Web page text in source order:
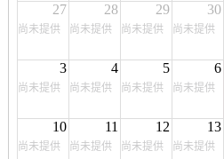
27
尚未提供
28
尚未提供
29
尚未提供
30
尚未提供
3
尚未提供
4
尚未提供
5
尚未提供
6
尚未提供
10
尚未提供
11
尚未提供
12
尚未提供
13
尚未提供